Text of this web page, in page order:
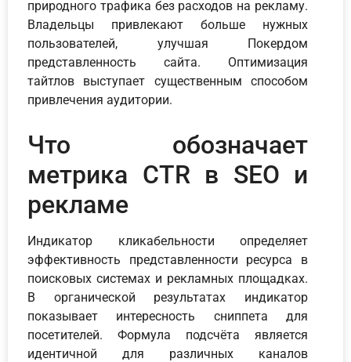
природного трафика без расходов на рекламу.
Владельцы привлекают больше нужных
пользователей, улучшая Покердом
представленность сайта. Оптимизация
тайтлов выступает существенным способом
привлечения аудитории.
Что обозначает
метрика CTR в SEO и
рекламе
Индикатор кликабельности определяет
эффективность представленности ресурса в
поисковых системах и рекламных площадках.
В органической результатах индикатор
показывает интересность сниппета для
посетителей. Формула подсчёта является
идентичной для различных каналов